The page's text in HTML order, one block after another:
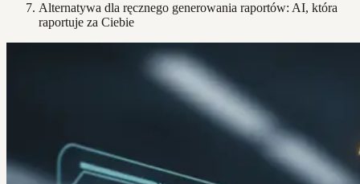
Alternatywa dla ręcznego generowania raportów: AI, która
raportuje za Ciebie